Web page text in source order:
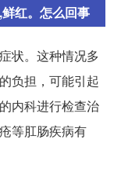
红。怎么回事
状。这种情况多
负担，可能引起
内科进行检查治
等肛肠疾病有